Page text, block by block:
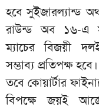
হবে সুইজারল্যান্ড
রাউন্ড অব ১৬-এ
ম্যাচের বিজয়ী
সম্ভাব্য প্রতিপক্ষ হবে।
তবে কোয়ার্টার
বিপক্ষে জয়ই